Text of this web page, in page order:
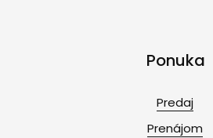
Ponuka
Predaj
Prenájom